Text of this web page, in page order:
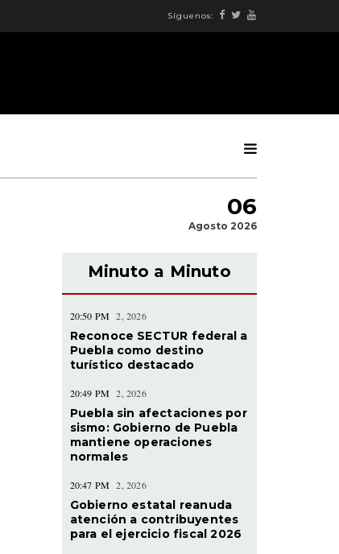
Síguenos:
06
Agosto 2026
Minuto a Minuto
20:50 PM 2, 2026
Reconoce SECTUR federal a
Puebla como destino
turístico destacado
20:49 PM 2, 2026
Puebla sin afectaciones por
sismo: Gobierno de Puebla
mantiene operaciones
normales
20:47 PM 2, 2026
Gobierno estatal reanuda
atención a contribuyentes
para el ejercicio fiscal 2026